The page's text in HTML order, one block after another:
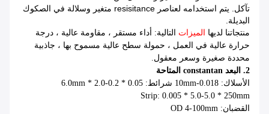
تآكل. يتم استخدامه لعناصر resisitance متغير وسلالة في الصكوك
البديلة.
منتجاتنا لديها الميزات التالية: أداء مستقر ، مقاومة عالية ، درجة
حرارة عالية في العمل ، حمولة سطح عالية مسموح بها ، جاذبية
محددة صغيرة وسعر معقول.
2.
البعد constantan المتاحة
الأسلاك: 0.018-10mm شرائط: 0.05 * 0.2-2.0 * 6.0mm
Strip: 0.005 * 5.0-5.0 * 250mm
القضبان: OD 4-100mm